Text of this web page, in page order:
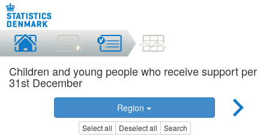
Children and young people who receive support per
31st December
Region
Select all Deselect all Search